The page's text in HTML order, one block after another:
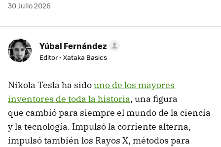
30 Julio 2026
Yúbal Fernández
Editor - Xataka Basics
Nikola Tesla ha sidouno de los mayores
inventores de toda la historia, una figura
que cambió para siempre el mundo de la ciencia
y la tecnología. Impulsó la corriente alterna,
impulsó también los Rayos X, métodos para